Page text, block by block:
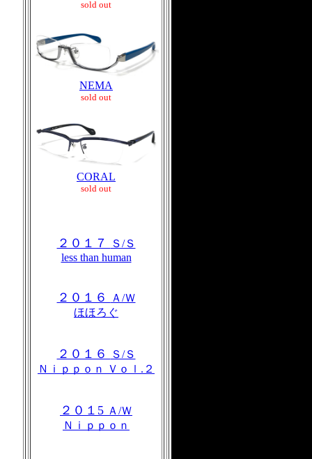
sold out
NEMA
sold out
CORAL
sold out
２０１７
Ｓ/Ｓ
less than human
２０１６
Ａ/Ｗ
ほほろぐ
２０１６
Ｓ/Ｓ
Ｎｉｐｐｏｎ Ｖｏｌ.２
２０１5 Ａ/Ｗ
Ｎｉｐｐｏｎ